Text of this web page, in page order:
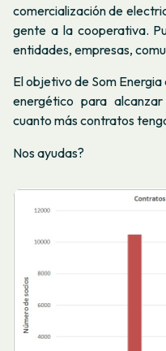
comercialización de
gente a la cooperativa.
entidades, empresas,
El objetivo de Som
energético para
cuanto más contratos
Nos ayudas?